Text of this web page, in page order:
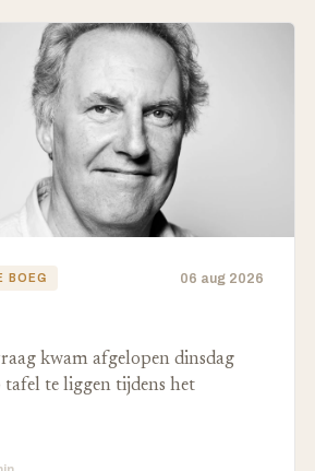
BOEG 06 aug 2026
kwam afgelopen dinsdag
te liggen tijdens het